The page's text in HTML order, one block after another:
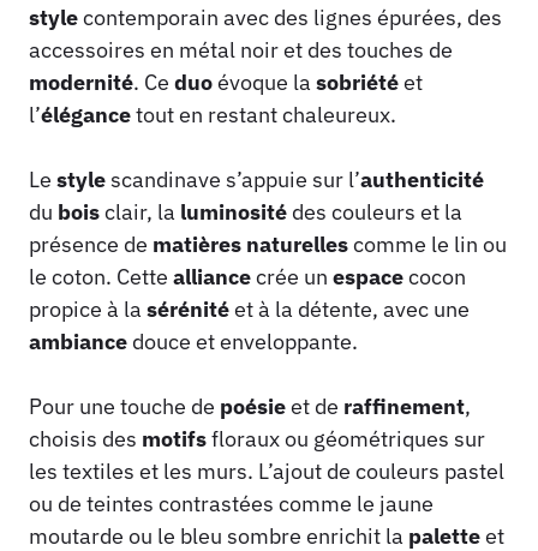
stylecontemporain avec des lignes épurées, des
accessoires en métal noir et des touches de
modernité. Ce duoévoque la sobriétéet
l’élégancetout en restant chaleureux.
Le stylescandinave s’appuie sur l’authenticité
du boisclair, la luminosité des couleurs et la
présence de matières naturellescomme le lin ou
le coton. Cette alliancecrée un espacecocon
propice à la sérénitéet à la détente, avec une
ambiance douce et enveloppante.
Pour une touche de poésieet de raffinement,
choisis des motifsfloraux ou géométriques sur
les textiles et les murs. L’ajout de couleurs pastel
ou de teintes contrastées comme le jaune
moutarde ou le bleu sombre enrichit la paletteet